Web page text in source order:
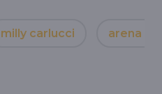
milly carlucci arena di